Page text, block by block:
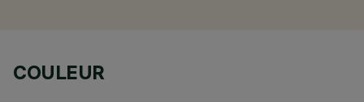
COULEUR